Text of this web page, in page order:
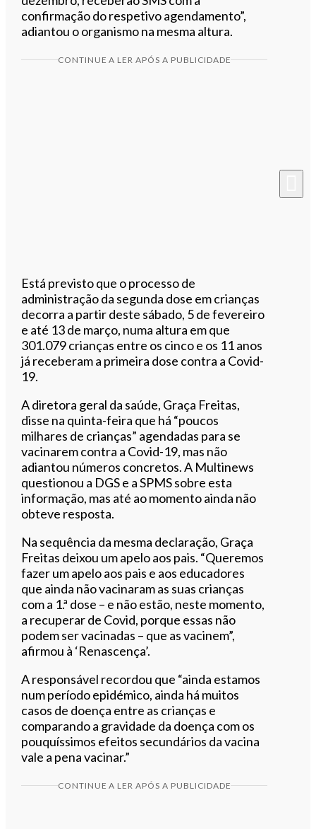
confirmação do respetivo agendamento”,
adiantou o organismo na mesma altura.
CONTINUE A LER APÓS A PUBLICIDADE
Está previsto que o processo de
administração da segunda dose em crianças
decorra a partir deste sábado, 5 de fevereiro
e até 13 de março, numa altura em que
301.079 crianças entre os cinco e os 11 anos
já receberam a primeira dose contra a Covid-
19.
A diretora geral da saúde, Graça Freitas,
disse na quinta-feira que há “poucos
milhares de crianças” agendadas para se
vacinarem contra a Covid-19, mas não
adiantou números concretos. A Multinews
questionou a DGS e a SPMS sobre esta
informação, mas até ao momento ainda não
obteve resposta.
Na sequência da mesma declaração, Graça
Freitas deixou um apelo aos pais. “Queremos
fazer um apelo aos pais e aos educadores
que ainda não vacinaram as suas crianças
com a 1.ª dose – e não estão, neste momento,
a recuperar de Covid, porque essas não
podem ser vacinadas – que as vacinem”,
afirmou à ‘Renascença’.
A responsável recordou que “ainda estamos
num período epidémico, ainda há muitos
casos de doença entre as crianças e
comparando a gravidade da doença com os
pouquíssimos efeitos secundários da vacina
vale a pena vacinar.”
CONTINUE A LER APÓS A PUBLICIDADE